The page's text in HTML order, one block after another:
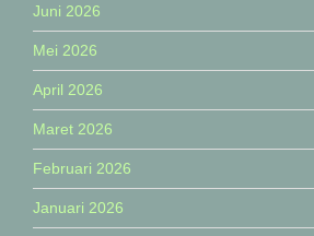
Juni 2026
Mei 2026
April 2026
Maret 2026
Februari 2026
Januari 2026